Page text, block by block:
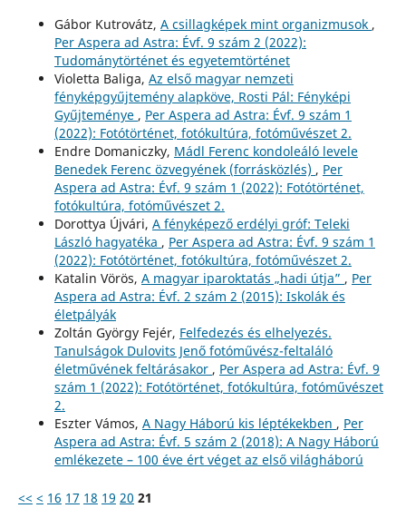
Gábor Kutrovátz, A csillagképek mint organizmusok ,
Per Aspera ad Astra: Évf. 9 szám 2 (2022):
Tudománytörténet és egyetemtörténet
Violetta Baliga, Az első magyar nemzeti
fényképgyűjtemény alapköve, Rosti Pál: Fényképi
Gyűjteménye , Per Aspera ad Astra: Évf. 9 szám 1
(2022): Fotótörténet, fotókultúra, fotóművészet 2.
Endre Domaniczky, Mádl Ferenc kondoleáló levele
Benedek Ferenc özvegyének (forrásközlés) , Per
Aspera ad Astra: Évf. 9 szám 1 (2022): Fotótörténet,
fotókultúra, fotóművészet 2.
Dorottya Újvári, A fényképező erdélyi gróf: Teleki
László hagyatéka , Per Aspera ad Astra: Évf. 9 szám 1
(2022): Fotótörténet, fotókultúra, fotóművészet 2.
Katalin Vörös, A magyar iparoktatás „hadi útja” , Per
Aspera ad Astra: Évf. 2 szám 2 (2015): Iskolák és
életpályák
Zoltán György Fejér, Felfedezés és elhelyezés.
Tanulságok Dulovits Jenő fotóművész-feltaláló
életművének feltárásakor , Per Aspera ad Astra: Évf. 9
szám 1 (2022): Fotótörténet, fotókultúra, fotóművészet
2.
Eszter Vámos, A Nagy Háború kis léptékekben , Per
Aspera ad Astra: Évf. 5 szám 2 (2018): A Nagy Háború
emlékezete – 100 éve ért véget az első világháború
<< < 16 17 18 19 20 21